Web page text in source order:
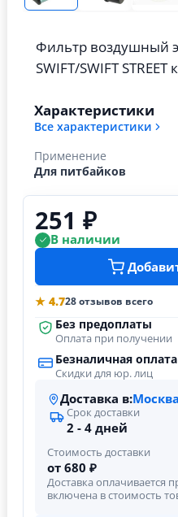
Фильтр воздушный
SWIFT/SWIFT
Характеристики
Все характеристики
Применение
Для питбайков
251 ₽
В наличии
★ 4.728 отзывов всего
Без предоплаты
Оплата при получении
Безналичная оплата
Скидки для юр. лиц
Доставка в:Москва
Срок доставки
2 - 4 дней
Стоимость доставки
от 680 ₽
Доставка оплачивается
включена в стоимость